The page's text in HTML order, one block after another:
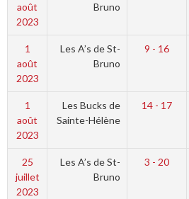
août
2023
Bruno
1
août
2023
Les A’s de St-
Bruno
9 - 16
1
août
2023
Les Bucks de
Sainte-Hélène
14 - 17
25
juillet
2023
Les A’s de St-
Bruno
3 - 20